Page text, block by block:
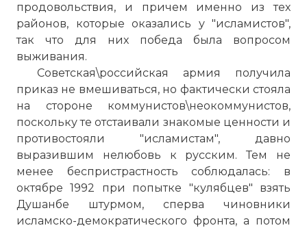
продовольствия, и причем именно из тех
районов, которые оказались у "исламистов",
так что для них победа была вопросом
выживания.
Советская\российская армия получила
приказ не вмешиваться, но фактически стояла
на стороне коммунистов\неокоммунистов,
поскольку те отстаивали знакомые ценности и
противостояли "исламистам", давно
выразившим нелюбовь к русским. Тем не
менее беспристрастность соблюдалась: в
октябре 1992 при попытке "кулябцев" взять
Душанбе штурмом, сперва чиновники
исламско-демократического фронта, а потом